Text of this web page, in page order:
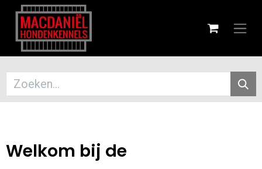
Welkom bij de